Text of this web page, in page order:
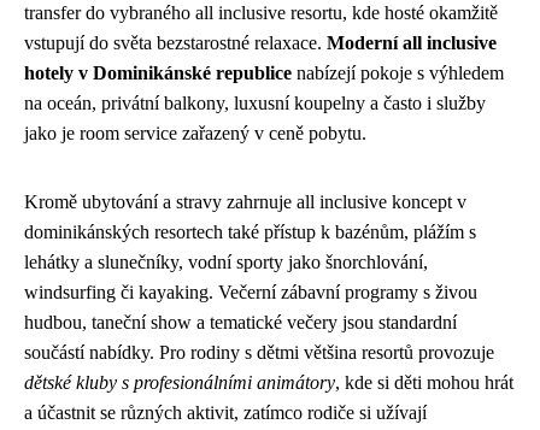
transfer do vybraného all inclusive resortu, kde hosté okamžitě
vstupují do světa bezstarostné relaxace. Moderní all inclusive
hotely v Dominikánské republice nabízejí pokoje s výhledem
na oceán, privátní balkony, luxusní koupelny a často i služby
jako je room service zařazený v ceně pobytu.
Kromě ubytování a stravy zahrnuje all inclusive koncept v
dominikánských resortech také přístup k bazénům, plážím s
lehátky a slunečníky, vodní sporty jako šnorchlování,
windsurfing či kayaking. Večerní zábavní programy s živou
hudbou, taneční show a tematické večery jsou standardní
součástí nabídky. Pro rodiny s dětmi většina resortů provozuje
dětské kluby s profesionálními animátory, kde si děti mohou hrát
a účastnit se různých aktivit, zatímco rodiče si užívají